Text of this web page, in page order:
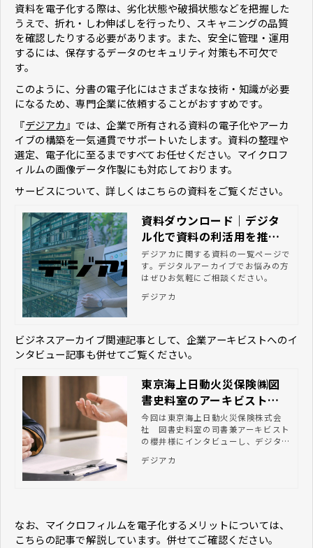
資料を電子化する際は、劣化状態や破損状態などを把握した
うえで、折れ・しわ伸ばしを行ったり、スキャニングの品質
を確認したりする必要があります。また、安全に管理・運用
するには、保存するデータのセキュリティ対策も不可欠で
す。
このように、分書の電子化にはさまざまな技術・知識が必要
になるため、専門企業に依頼することがおすすめです。
『デジアカ』では、企業で所有される資料の電子化やアーカ
イブの構築を一気通貫でサポートいたします。資料の整理や
選定、電子化に至るまですべてお任せください。マイクロフ
ィルムの画像データ作製にも対応しております。
サービスについて、詳しくはこちらの資料をご覧ください。
資料ダウンロード｜デジタ
ル化で資料の利活用を推進
するならデジアカ
デジアカに関する資料の一覧ページで
す。デジタルアーカイブでお悩みの方
はぜひお気軽にご相談ください。
デジアカ
ビジネスアーカイブ関連記事として、企業アーキビストへのイ
ンタビュー記事も併せてご覧ください。
東京海上日動火災保険㈱図
書史料室のアーキビストに
インタビュー！デジタルア
ーカイブの構築事例
今回は東京海上日動火災保険株式会
社 図書史料室の司書兼アーキビスト
の櫻井様にインタビューし、デジタル
じた問題、今後の課題や展望などにつ
デジアカ
なお、マイクロフィルムを電子化するメリットについては、
こちらの記事で解説しています。併せてご確認ください。